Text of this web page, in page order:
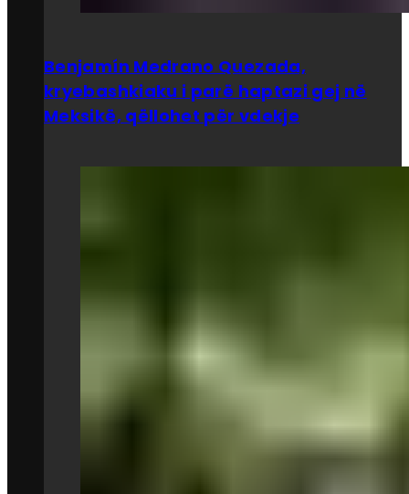
Benjamín Medrano Quezada,
kryebashkiaku i parë haptazi gej në
Meksikë, qëllohet për vdekje